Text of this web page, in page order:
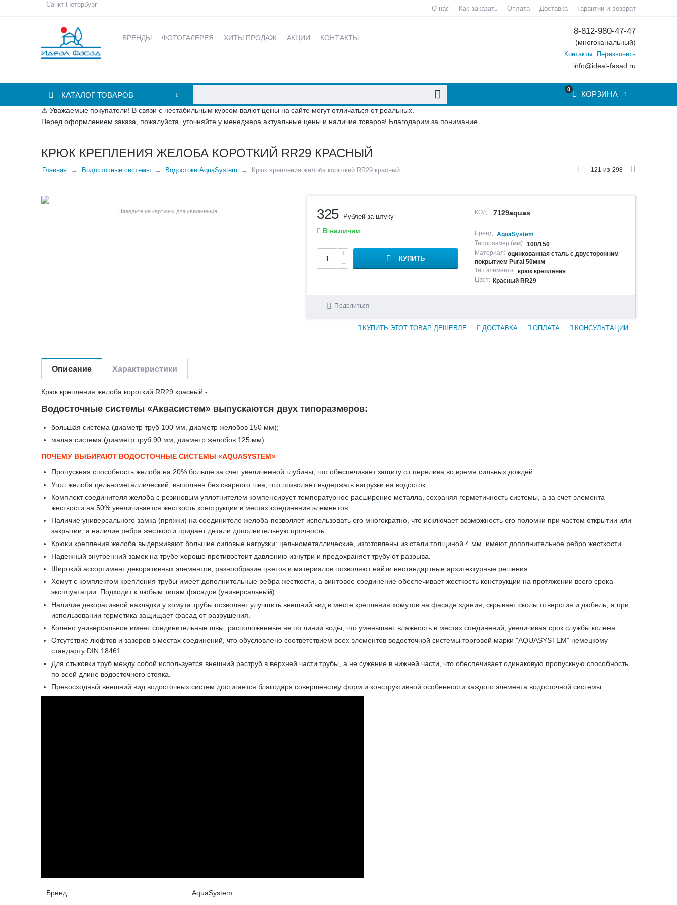
Санкт-Петербург
О нас Как заказать Оплата Доставка Гарантии и возврат
БРЕНДЫ ФОТОГАЛЕРЕЯ ХИТЫ ПРОДАЖ АКЦИИ КОНТАКТЫ
8-812-980-47-47
(многоканальный)
Контакты Перезвонить
info@ideal-fasad.ru
КАТАЛОГ ТОВАРОВ
0
КОРЗИНА
⚠ Уважаемые покупатели! В связи с нестабильным курсом валют цены на сайте могут отличаться от реальных.
Перед оформлением заказа, пожалуйста, уточняйте у менеджера актуальные цены и наличие товаров! Благодарим за понимание.
КРЮК КРЕПЛЕНИЯ ЖЕЛОБА КОРОТКИЙ RR29 КРАСНЫЙ
Главная Водосточные системы Водостоки AquaSystem Крюк крепления желоба короткий RR29 красный 121 из 298
Наведите на картинку для увеличения 325 Рублей за штуку
В наличии
+
−
КУПИТЬ
КОД: 7129aquas
Бренд: AquaSystem
Типоразмер (мм): 100/150
Материал: оцинкованная сталь с двусторонним
покрытием Pural 50мкм
Тип элемента: крюк крепления
Цвет: Красный RR29
Поделиться
КУПИТЬ ЭТОТ ТОВАР ДЕШЕВЛЕ ДОСТАВКА ОПЛАТА КОНСУЛЬТАЦИИ
Описание Характеристики
Крюк крепления желоба короткий RR29 красный -
Водосточные системы «Аквасистем» выпускаются двух типоразмеров:
большая система (диаметр труб 100 мм, диаметр желобов 150 мм);
малая система (диаметр труб 90 мм, диаметр желобов 125 мм).
ПОЧЕМУ ВЫБИРАЮТ ВОДОСТОЧНЫЕ СИСТЕМЫ «AQUASYSTEM»
Пропускная способность желоба на 20% больше за счет увеличенной глубины, что обеспечивает защиту от перелива во время сильных дождей.
Угол желоба цельнометаллический, выполнен без сварного шва, что позволяет выдержать нагрузки на водосток.
Комплект соединителя желоба с резиновым уплотнителем компенсирует температурное расширение металла, сохраняя герметичность системы, а за счет элемента
жесткости на 50% увеличивается жесткость конструкции в местах соединения элементов.
Наличие универсального замка (пряжки) на соединителе желоба позволяет использовать его многократно, что исключает возможность его поломки при частом открытии или
закрытии, а наличие ребра жесткости придает детали дополнительную прочность.
Крюки крепления желоба выдерживают большие силовые нагрузки: цельнометаллические, изготовлены из стали толщиной 4 мм, имеют дополнительное ребро жесткости.
Надежный внутренний замок на трубе хорошо противостоит давлению изнутри и предохраняет трубу от разрыва.
Широкий ассортимент декоративных элементов, разнообразие цветов и материалов позволяют найти нестандартные архитектурные решения.
Хомут с комплектом крепления трубы имеет дополнительные ребра жесткости, а винтовое соединение обеспечивает жесткость конструкции на протяжении всего срока
эксплуатации. Подходит к любым типам фасадов (универсальный).
Наличие декоративной накладки у хомута трубы позволяет улучшить внешний вид в месте крепления хомутов на фасаде здания, скрывает сколы отверстия и дюбель, а при
использовании герметика защищает фасад от разрушения.
Колено универсальное имеет соединительные швы, расположенные не по линии воды, что уменьшает влажность в местах соединений, увеличивая срок службы колена.
Отсутствие люфтов и зазоров в местах соединений, что обусловлено соответствием всех элементов водосточной системы торговой марки "AQUASYSTEM" немецкому
стандарту DIN 18461.
Для стыковки труб между собой используется внешний раструб в верхней части трубы, а не сужение в нижней части, что обеспечивает одинаковую пропускную способность
по всей длине водосточного стояка.
Превосходный внешний вид водосточных систем достигается благодаря совершенству форм и конструктивной особенности каждого элемента водосточной системы.
Бренд: AquaSystem